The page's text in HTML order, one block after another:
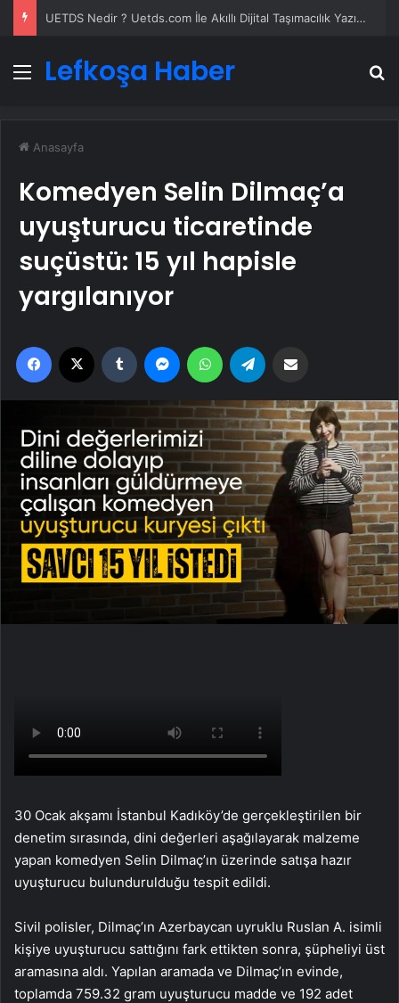
UETDS Nedir ? Uetds.com İle Akıllı Dijital Taşımacılık Yazılımı
Menü
Lefkoşa Haber
Anasayfa
Komedyen Selin Dilmaç’a
uyuşturucu ticaretinde
suçüstü: 15 yıl hapisle
yargılanıyor
Facebook Tumblr MessengerWhatsApp
30 Ocak akşamı İstanbul Kadıköy’de gerçekleştirilen bir
denetim sırasında, dini değerleri aşağılayarak malzeme
yapan komedyen Selin Dilmaç’ın üzerinde satışa hazır
uyuşturucu bulundurulduğu tespit edildi.
Sivil polisler, Dilmaç’ın Azerbaycan uyruklu Ruslan A. isimli
kişiye uyuşturucu sattığını fark ettikten sonra, şüpheliyi üst
aramasına aldı. Yapılan aramada ve Dilmaç’ın evinde,
toplamda 759.32 gram uyuşturucu madde ve 192 adet